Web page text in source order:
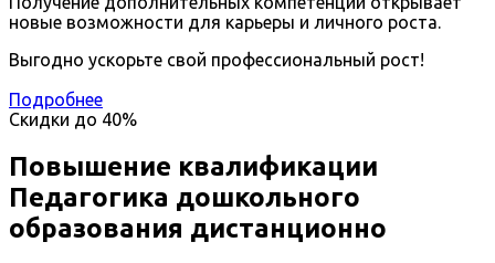
новые возможности для карьеры и личного роста.
Выгодно ускорьте свой профессиональный рост!
Подробнее
Скидки до 40%
Повышение квалификации
Педагогика дошкольного
образования дистанционно